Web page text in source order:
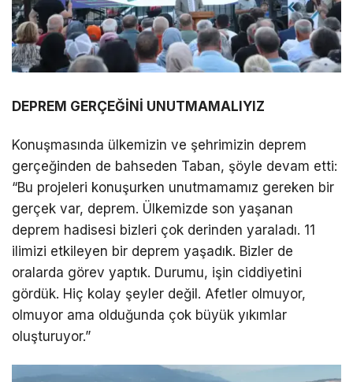
DEPREM GERÇEĞİNİ UNUTMAMALIYIZ
Konuşmasında ülkemizin ve şehrimizin deprem
gerçeğinden de bahseden Taban, şöyle devam etti:
“Bu projeleri konuşurken unutmamamız gereken bir
gerçek var, deprem. Ülkemizde son yaşanan
deprem hadisesi bizleri çok derinden yaraladı. 11
ilimizi etkileyen bir deprem yaşadık. Bizler de
oralarda görev yaptık. Durumu, işin ciddiyetini
gördük. Hiç kolay şeyler değil. Afetler olmuyor,
olmuyor ama olduğunda çok büyük yıkımlar
oluşturuyor.”